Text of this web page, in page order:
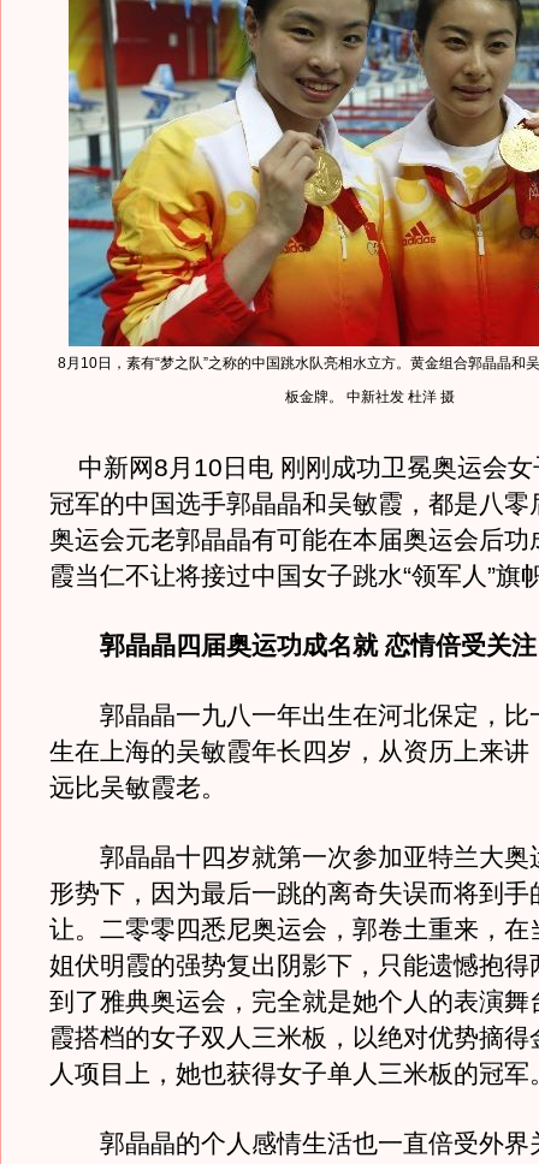
8月10日，素有“梦之队”之称的中国跳水队亮相水立方。黄金组合郭晶晶和
板金牌。 中新社发 杜洋 摄
中新网8月10日电 刚刚成功卫冕奥运会女
冠军的中国选手郭晶晶和吴敏霞，都是八零
奥运会元老郭晶晶有可能在本届奥运会后功
霞当仁不让将接过中国女子跳水“领军人”旗
郭晶晶四届奥运功成名就 恋情倍受关注
郭晶晶一九八一年出生在河北保定，比
生在上海的吴敏霞年长四岁，从资历上来讲
远比吴敏霞老。
郭晶晶十四岁就第一次参加亚特兰大奥
形势下，因为最后一跳的离奇失误而将到手
让。二零零四悉尼奥运会，郭卷土重来，在
姐伏明霞的强势复出阴影下，只能遗憾抱得
到了雅典奥运会，完全就是她个人的表演舞
霞搭档的女子双人三米板，以绝对优势摘得
人项目上，她也获得女子单人三米板的冠军
郭晶晶的个人感情生活也一直倍受外界